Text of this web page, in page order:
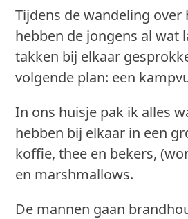
Tijdens de wandeling
hebben de jongens al wat
takken bij elkaar
volgende plan: een
In ons huisje pak ik alles
hebben bij elkaar in een
koffie, thee en bekers,
en marshmallows.
De mannen gaan